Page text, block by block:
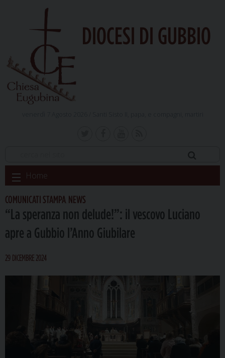
DIOCESI DI GUBBIO
Skip
to
content
Home
COMUNICATI STAMPA NEWS
“La speranza non delude!”: il vescovo Luciano
apre a Gubbio l’Anno Giubilare
29 DICEMBRE 2024